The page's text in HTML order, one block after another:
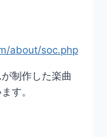
about/soc.php
制作した楽曲
す。